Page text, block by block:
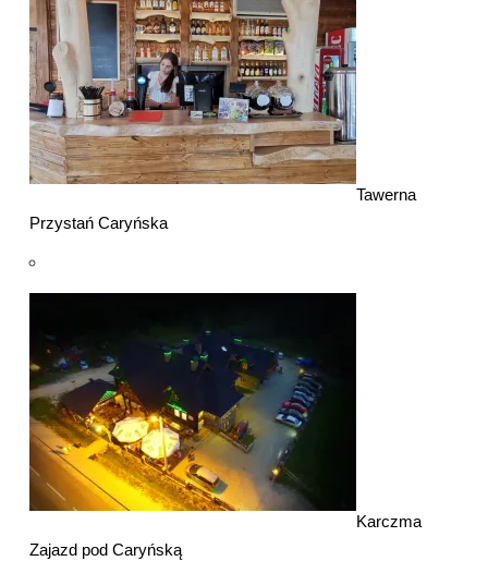
Tawerna
Przystań Caryńska
Karczma
Zajazd pod Caryńską